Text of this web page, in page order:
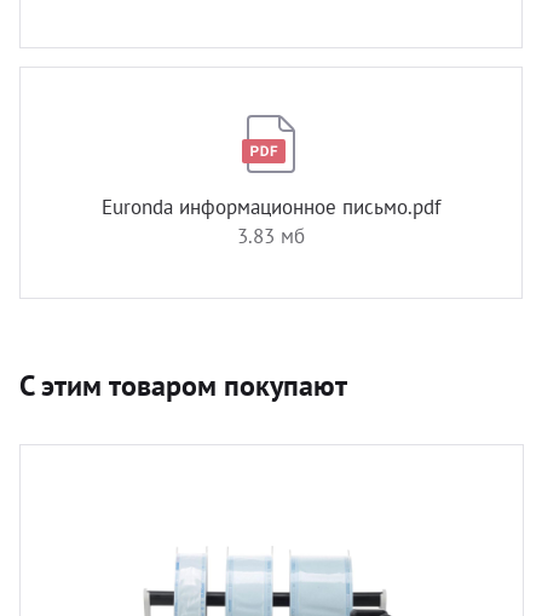
Euronda информационное письмо.pdf
3.83 мб
С этим товаром покупают